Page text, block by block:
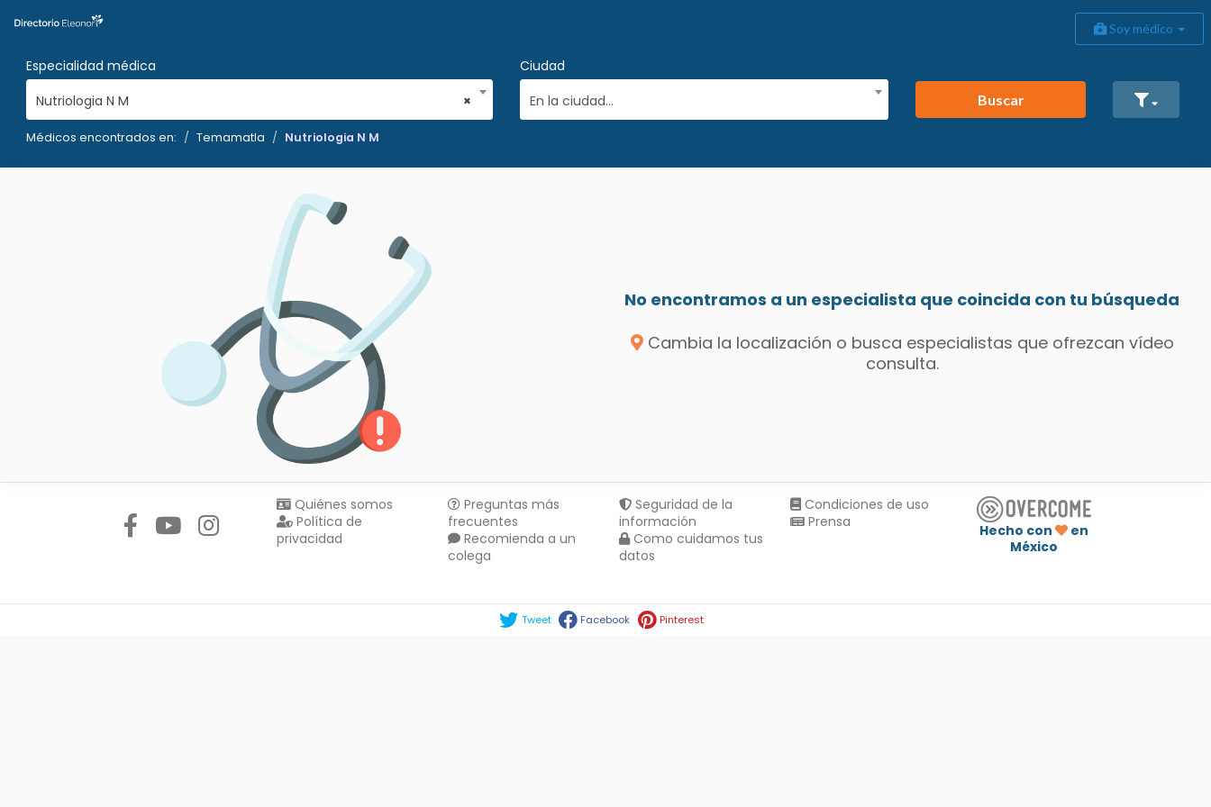
Soy médico
Especialidad médica
×
Nutriologia N M
Ciudad
En la ciudad...
Buscar
Médicos encontrados en: Temamatla Nutriologia N M
No encontramos a un especialista que coincida con tu búsqueda
Cambia la localización o busca especialistas que ofrezcan vídeo
consulta.
Quiénes somos
Política de
privacidad
Preguntas más
frecuentes
Recomienda a un
colega
Seguridad de la
información
Como cuidamos tus
datos
Condiciones de uso
Prensa
Hecho con
en
México
Tweet Facebook Pinterest